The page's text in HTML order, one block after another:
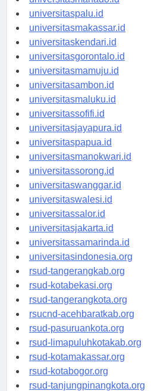
universitasmanado.id
universitaspalu.id
universitasmakassar.id
universitaskendari.id
universitasgorontalo.id
universitasmamuju.id
universitasambon.id
universitasmaluku.id
universitassofifi.id
universitasjayapura.id
universitaspapua.id
universitasmanokwari.id
universitassorong.id
universitaswanggar.id
universitaswalesi.id
universitassalor.id
universitasjakarta.id
universitassamarinda.id
universitasindonesia.org
rsud-tangerangkab.org
rsud-kotabekasi.org
rsud-tangerangkota.org
rsucnd-acehbaratkab.org
rsud-pasuruankota.org
rsud-limapuluhkotakab.org
rsud-kotamakassar.org
rsud-kotabogor.org